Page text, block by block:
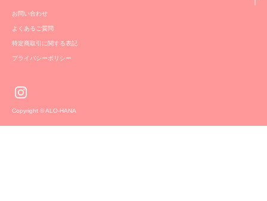
お問い合わせ
よくあるご質問
特定商取引に関する表記
プライバシーポリシー
Copyright © ALO-HANA